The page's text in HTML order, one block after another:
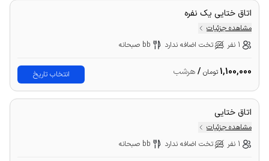
اتاق ختایی یک نفره
مشاهده جزئیات
1 نفر
تخت اضافه ندارد bb صبحانه
1,100,000تومان /هرشب انتخاب تاریخ
اتاق ختایی
مشاهده جزئیات
1 نفر
تخت اضافه ندارد bb صبحانه